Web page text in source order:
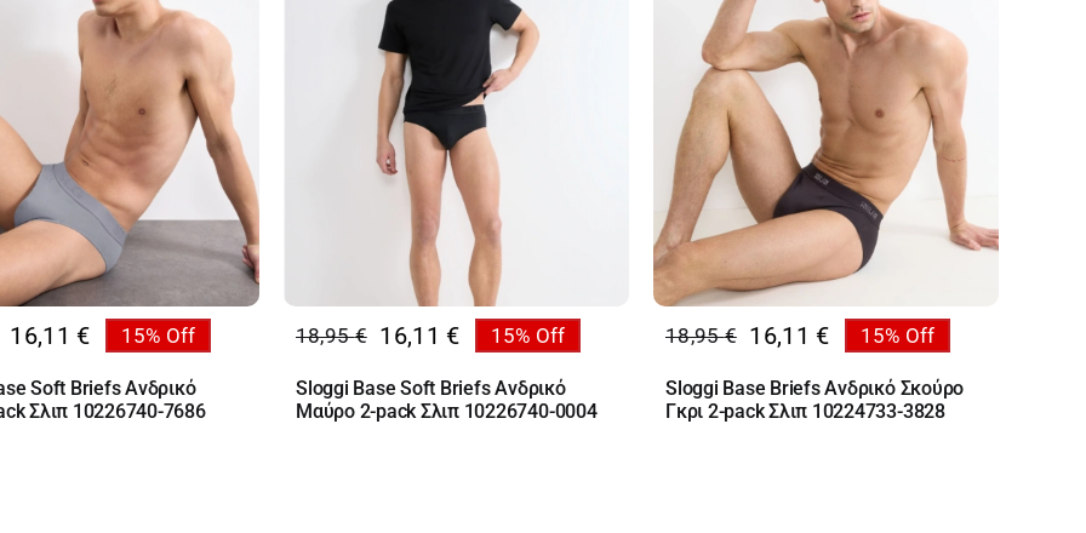
16,11 €
15% Off
Soft Briefs Ανδρικό
Σλιπ 10226740-7686
18,95€
Original
price
was:
16,11 €
Η
τρέχουσα
τιμή
15% Off
Sloggi Base Soft Briefs Ανδρικό
Μαύρο 2-pack Σλιπ 10226740-0004
18,95€
Original
price
was:
16,11 €
Η
τρέχουσα
τιμή
15% Off
Sloggi Base Briefs Ανδρικό Σκούρο
Γκρι 2-pack Σλιπ 10224733-3828